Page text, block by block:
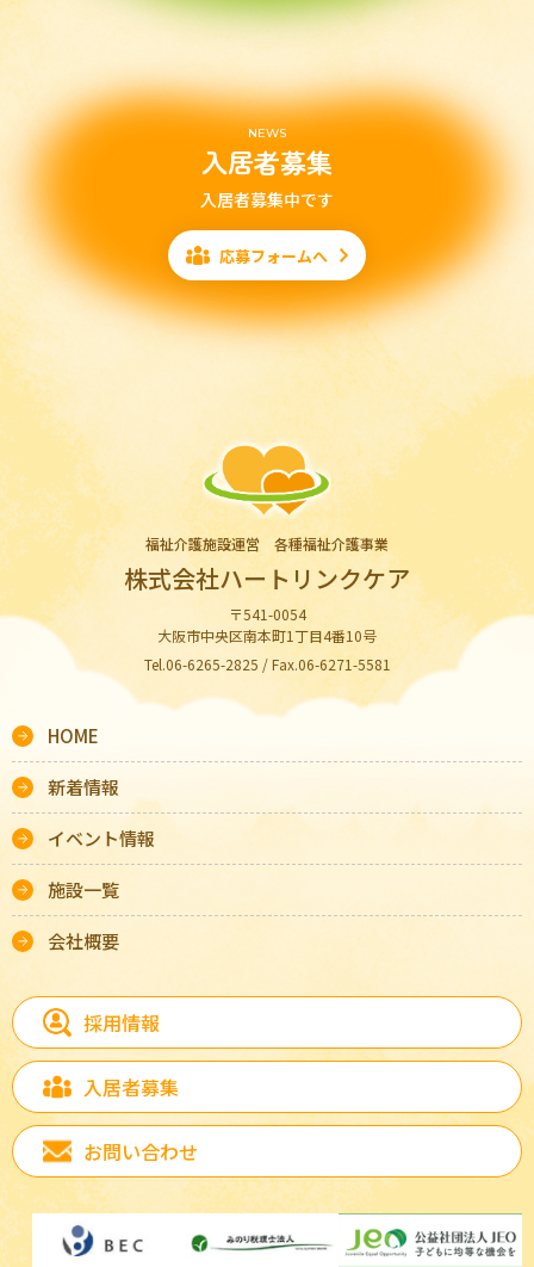
NEWS
入居者募集
入居者募集中です
応募フォームへ
福祉介護施設運営 各種福祉介護事業
株式会社ハートリンクケア
〒541-0054
大阪市中央区南本町1丁目4番10号
Tel.06-6265-2825 / Fax.06-6271-5581
HOME
新着情報
イベント情報
施設一覧
会社概要
採用情報
入居者募集
お問い合わせ